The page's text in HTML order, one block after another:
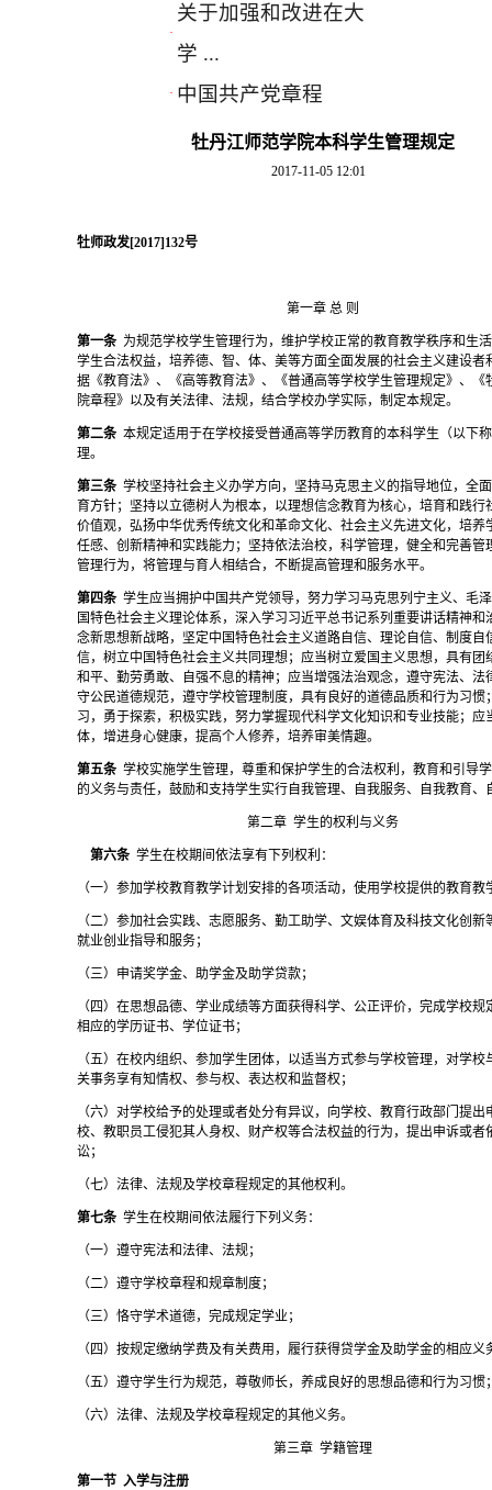
·
关于加强和改进在大
学 ...
· 中国共产党章程
牡丹江师范学院本科学生管理规定
2017-11-05 12:01
牡师政发[2017]132号
第一章 总 则
第一条 为规范学校学生管理行为，维护学校正常的教育教学秩序和生
学生合法权益，培养德、智、体、美等方面全面发展的社会主义建设者
据《教育法》、《高等教育法》、《普通高等学校学生管理规定》、《
院章程》以及有关法律、法规，结合学校办学实际，制定本规定。
第二条 本规定适用于在学校接受普通高等学历教育的本科学生（以下
理。
第三条 学校坚持社会主义办学方向，坚持马克思主义的指导地位，全
育方针；坚持以立德树人为根本，以理想信念教育为核心，培育和践行
价值观，弘扬中华优秀传统文化和革命文化、社会主义先进文化，培养
任感、创新精神和实践能力；坚持依法治校，科学管理，健全和完善管
管理行为，将管理与育人相结合，不断提高管理和服务水平。
第四条 学生应当拥护中国共产党领导，努力学习马克思列宁主义、毛
国特色社会主义理论体系，深入学习习近平总书记系列重要讲话精神和
念新思想新战略，坚定中国特色社会主义道路自信、理论自信、制度自
信，树立中国特色社会主义共同理想；应当树立爱国主义思想，具有团
和平、勤劳勇敢、自强不息的精神；应当增强法治观念，遵守宪法、法
守公民道德规范，遵守学校管理制度，具有良好的道德品质和行为习惯
习，勇于探索，积极实践，努力掌握现代科学文化知识和专业技能；应
体，增进身心健康，提高个人修养，培养审美情趣。
第五条 学校实施学生管理，尊重和保护学生的合法权利，教育和引导
的义务与责任，鼓励和支持学生实行自我管理、自我服务、自我教育、
第二章 学生的权利与义务
第六条 学生在校期间依法享有下列权利：
（一）参加学校教育教学计划安排的各项活动，使用学校提供的教育教
（二）参加社会实践、志愿服务、勤工助学、文娱体育及科技文化创新
就业创业指导和服务；
（三）申请奖学金、助学金及助学贷款；
（四）在思想品德、学业成绩等方面获得科学、公正评价，完成学校规
相应的学历证书、学位证书；
（五）在校内组织、参加学生团体，以适当方式参与学校管理，对学校
关事务享有知情权、参与权、表达权和监督权；
（六）对学校给予的处理或者处分有异议，向学校、教育行政部门提出
校、教职员工侵犯其人身权、财产权等合法权益的行为，提出申诉或者
讼；
（七）法律、法规及学校章程规定的其他权利。
第七条 学生在校期间依法履行下列义务：
（一）遵守宪法和法律、法规；
（二）遵守学校章程和规章制度；
（三）恪守学术道德，完成规定学业；
（四）按规定缴纳学费及有关费用，履行获得贷学金及助学金的相应义
（五）遵守学生行为规范，尊敬师长，养成良好的思想品德和行为习惯
（六）法律、法规及学校章程规定的其他义务。
第三章 学籍管理
第一节 入学与注册